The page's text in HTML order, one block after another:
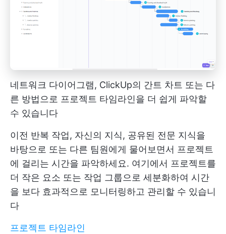
네트워크 다이어그램, ClickUp의 간트 차트 또는 다
른 방법으로 프로젝트 타임라인을 더 쉽게 파악할
수 있습니다
이전 반복 작업, 자신의 지식, 공유된 전문 지식을
바탕으로 또는 다른 팀원에게 물어보면서 프로젝트
에 걸리는 시간을 파악하세요. 여기에서 프로젝트를
더 작은 요소 또는 작업 그룹으로 세분화하여 시간
을 보다 효과적으로 모니터링하고 관리할 수 있습니
다
프로젝트 타임라인